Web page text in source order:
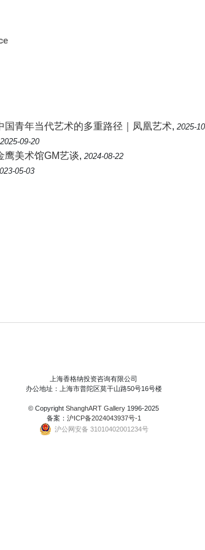
青年当代艺术的多重路径｜凤凰艺术, 2025-
2025-09-20
鹰美术馆GM艺谈, 2024-08-22
05-03
上海香格纳投资咨询有限公司
办公地址：上海市普陀区莫干山路50号16号楼
© Copyright ShanghART Gallery 1996-2025
备案： 沪ICP备2024043937号-1
沪公网安备 31010402001234号